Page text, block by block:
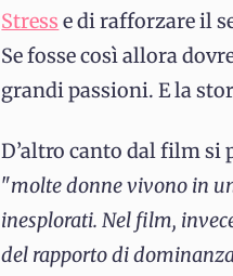
Stress e di rafforzare il
Se fosse così allora
grandi passioni. E la
D’altro canto dal film si
"molte donne vivono in
inesplorati. Nel film,
del rapporto di